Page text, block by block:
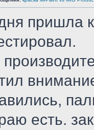
пришла
есть.